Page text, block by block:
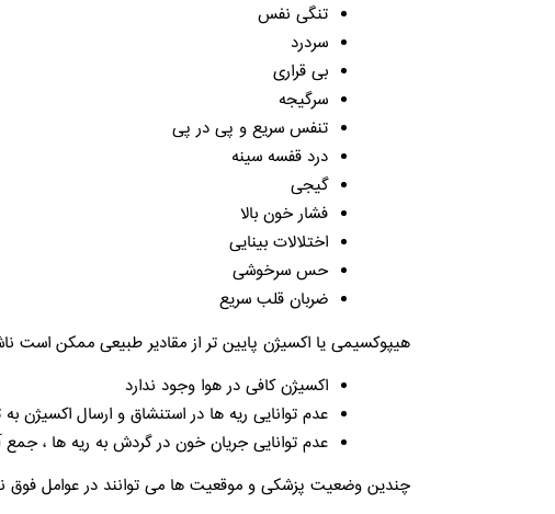
تنگی نفس
سردرد
بی قراری
سرگیجه
تنفس سریع و پی در پی
درد قفسه سینه
گیجی
فشار خون بالا
اختلالات بینایی
حس سرخوشی
ضربان قلب سریع
هیپوکسیمی یا اکسیژن پایین تر از مقادیر طبیعی ممکن است
اکسیژن کافی در هوا وجود ندارد
عدم توانایی ریه ها در استنشاق و ارسال اکسیژن
عدم توانایی جریان خون در گردش به ریه ها ، جمع
چندین وضعیت پزشکی و موقعیت ها می توانند در عوامل فوق